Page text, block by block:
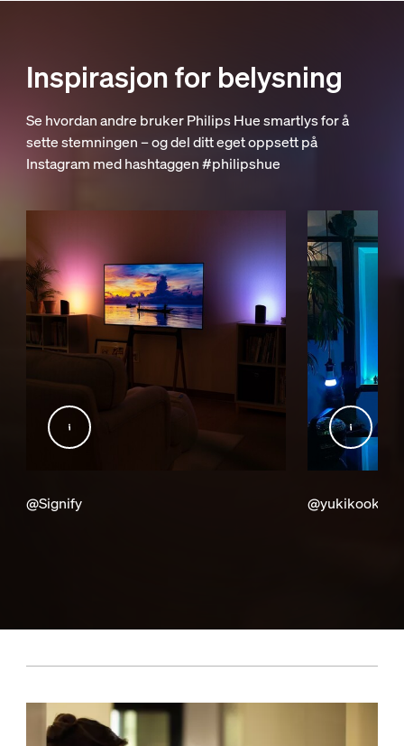
Inspirasjon for belysning
Se hvordan andre bruker Philips Hue smartlys for å
sette stemningen – og del ditt eget oppsett på
Instagram med hashtaggen #philipshue
@Signify @yukikookuno